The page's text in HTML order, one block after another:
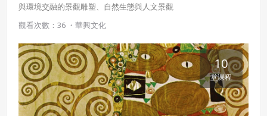
與環境交融的景觀雕塑、自然生態與人文景觀
觀看次數：36 ・ 華興文化
10
堂课程